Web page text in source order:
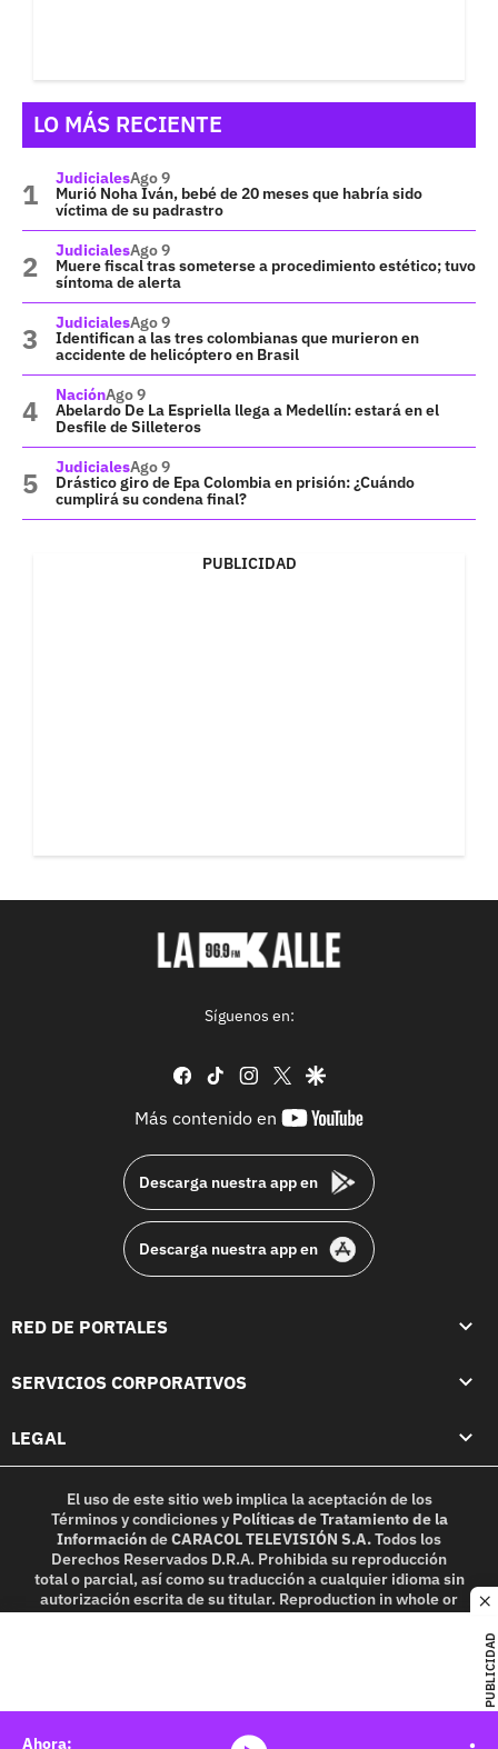
PUBLICIDAD
LO MÁS RECIENTE
JudicialesAgo 9
Murió Noha Iván, bebé de 20 meses que habría sido
víctima de su padrastro
JudicialesAgo 9
Muere fiscal tras someterse a procedimiento estético; tuvo
síntoma de alerta
JudicialesAgo 9
Identifican a las tres colombianas que murieron en
accidente de helicóptero en Brasil
NaciónAgo 9
Abelardo De La Espriella llega a Medellín: estará en el
Desfile de Silleteros
JudicialesAgo 9
Drástico giro de Epa Colombia en prisión: ¿Cuándo
cumplirá su condena final?
PUBLICIDAD
Síguenos en:
facebook
tiktok instagram
twittergoogle
Más contenido en
youtube-
Descarga nuestra app en
Descarga nuestra app en
RED DE PORTALES
SERVICIOS CORPORATIVOS
LEGAL
El uso de este sitio web implica la aceptación de los
Términos y condicionesy Políticas de Tratamiento de la
InformacióndeCARACOL TELEVISIÓN S.A.Todos los
Derechos Reservados D.R.A. Prohibida su reproducción
total o parcial, así como su traducción a cualquier idioma sin
autorización escrita de su titular. Reproduction in whole or
in part, or translation without written permission is